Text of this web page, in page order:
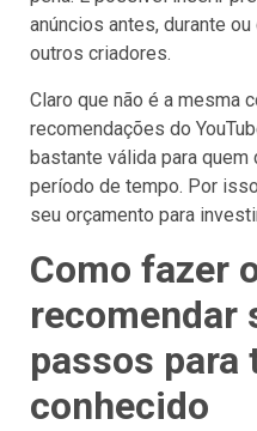
anúncios antes, durante
outros criadores.
Claro que não é a mesma
recomendações do
bastante válida para
período de tempo. Por
seu orçamento para
Como fazer
recomendar
passos para
conhecido